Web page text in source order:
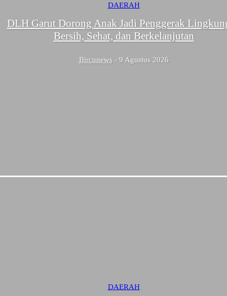
DAERAH
DLH Garut Dorong Anak Jadi Penggerak
Bersih, Sehat, dan Berkelanjutan
Bircunews - 9 Agustus 2026
DAERAH